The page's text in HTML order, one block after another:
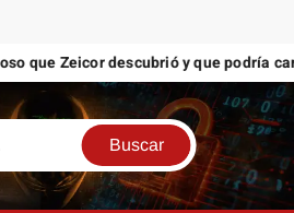
que Zeicor descubrió y que podría